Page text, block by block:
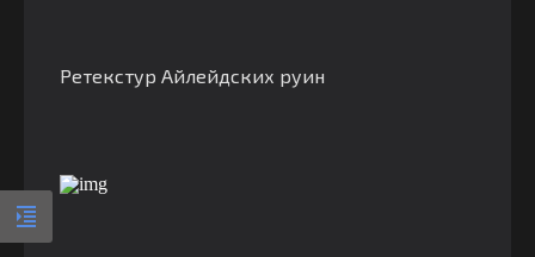
Ретекстур Айлейдских руин